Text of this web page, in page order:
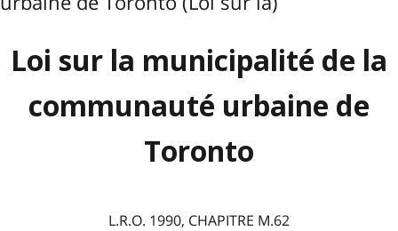
Loi sur la municipalité de la
communauté urbaine de
Toronto
L.R.O. 1990, CHAPITRE M.62